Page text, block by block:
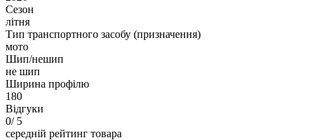
Сезон
літня
Тип транспортного засобу (призначення)
мото
Шип/нешип
не шип
Ширина профілю
180
Відгуки
0/ 5
середній рейтинг товара